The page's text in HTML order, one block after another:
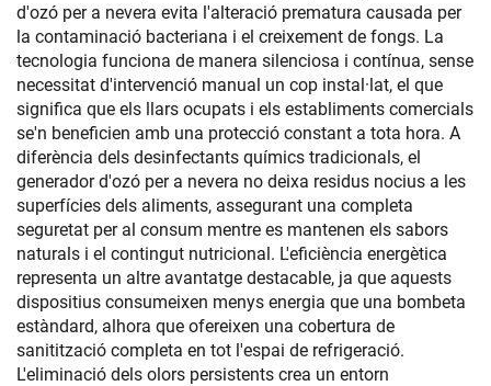
d'ozó per a nevera evita l'alteració prematura causada per
la contaminació bacteriana i el creixement de fongs. La
tecnologia funciona de manera silenciosa i contínua, sense
necessitat d'intervenció manual un cop instal·lat, el que
significa que els llars ocupats i els establiments comercials
se'n beneficien amb una protecció constant a tota hora. A
diferència dels desinfectants químics tradicionals, el
generador d'ozó per a nevera no deixa residus nocius a les
superfícies dels aliments, assegurant una completa
seguretat per al consum mentre es mantenen els sabors
naturals i el contingut nutricional. L'eficiència energètica
representa un altre avantatge destacable, ja que aquests
dispositius consumeixen menys energia que una bombeta
estàndard, alhora que ofereixen una cobertura de
sanitització completa en tot l'espai de refrigeració.
L'eliminació dels olors persistents crea un entorn